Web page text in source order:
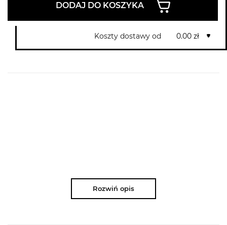
DODAJ DO KOSZYKA
Koszty dostawy od 0.00 zł
Rozwiń opis